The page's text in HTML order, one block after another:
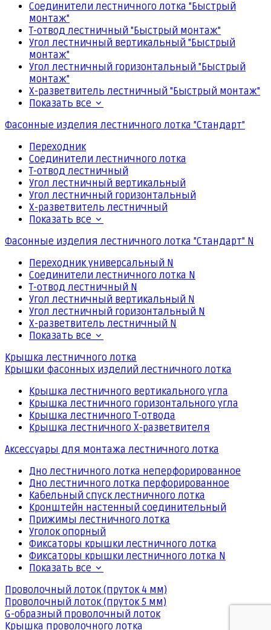
Соединители лестничного лотка "Быстрый
монтаж"
Т-отвод лестничный "Быстрый монтаж"
Угол лестничный вертикальный "Быстрый
монтаж"
Угол лестничный горизонтальный "Быстрый
монтаж"
Х-разветвитель лестничный "Быстрый монтаж"
Показать все
Фасонные изделия лестничного лотка "Стандарт"
Переходник
Соединители лестничного лотка
Т-отвод лестничный
Угол лестничный вертикальный
Угол лестничный горизонтальный
Х-разветвитель лестничный
Показать все
Фасонные изделия лестничного лотка "Стандарт" N
Переходник универсальный N
Соединители лестничного лотка N
Т-отвод лестничный N
Угол лестничный вертикальный N
Угол лестничный горизонтальный N
Х-разветвитель лестничный N
Показать все
Крышка лестничного лотка
Крышки фасонных изделий лестничного лотка
Крышка лестничного вертикального угла
Крышка лестничного горизонтального угла
Крышка лестничного Т-отвода
Крышка лестничного Х-разветвителя
Аксессуары для монтажа лестничного лотка
Дно лестничного лотка неперфорированное
Дно лестничного лотка перфорированное
Кабельный спуск лестничного лотка
Кронштейн настенный соединительный
Прижимы лестничного лотка
Уголок опорный
Фиксаторы крышки лестничного лотка
Фиксаторы крышки лестничного лотка N
Показать все
Проволочный лоток (пруток 4 мм)
Проволочный лоток (пруток 5 мм)
G-образный проволочный лоток
Крышка проволочного лотка